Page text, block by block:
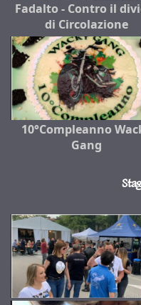
Fadalto - Contro il
di Circolazione
10°Compleanno
Gang